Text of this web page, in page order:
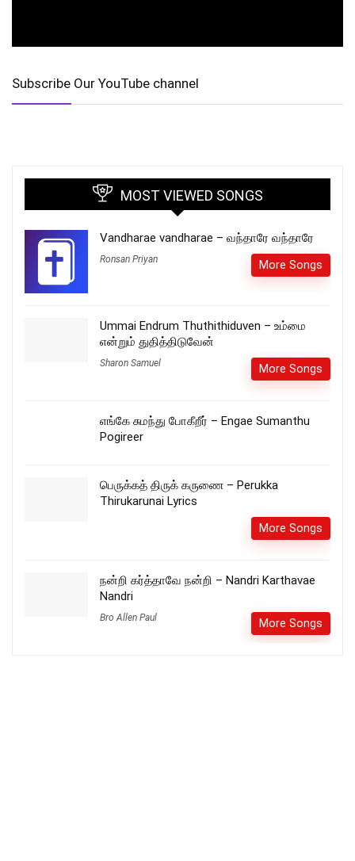
Subscribe Our YouTube channel
MOST VIEWED SONGS
Vandharae vandharae – வந்தாரே வந்தாரே
Ronsan Priyan More Songs
Ummai Endrum Thuthithiduven – உம்மை
என்றும் துதித்திடுவேன்
Sharon Samuel More Songs
எங்கே சுமந்து போகீறீர் – Engae Sumanthu
Pogireer
பெருக்கத் திருக் கருணை – Perukka
Thirukarunai Lyrics
More Songs
நன்றி கர்த்தாவே நன்றி – Nandri Karthavae
Nandri
Bro Allen Paul More Songs